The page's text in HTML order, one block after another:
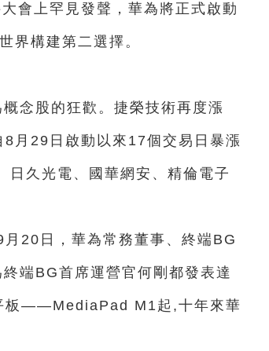
會上罕見發聲，華為將正式啟動
界構建第二選擇。
念股的狂歡。捷榮技術再度漲
月29日啟動以來17個交易日暴漲
日久光電、國華網安、精倫電子
20日，華為常務董事、終端BG
端BG首席運營官何剛都發表達
板——MediaPad M1起,十年來華